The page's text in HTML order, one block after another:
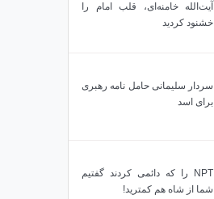
آیت‌الله خامنه‌ای، قلب امام را
خشنود کردید
سردار سلیمانی حامل نامه رهبری
برای اسد
NPT را که دائمی کردند گفتیم
شما از شاه هم کمترید!